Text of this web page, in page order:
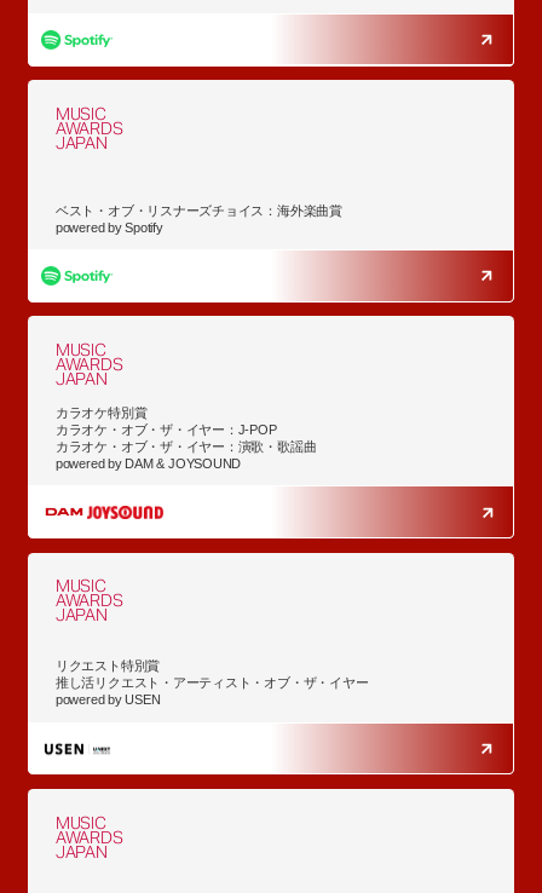
MUSIC
AWARDS
JAPAN
ベスト・オブ・リスナーズチョイス：海外楽曲賞
powered by Spotify
MUSIC
AWARDS
JAPAN
カラオケ特別賞
カラオケ・オブ・ザ・イヤー：J-POP
カラオケ・オブ・ザ・イヤー：演歌・歌謡曲
powered by DAM & JOYSOUND
MUSIC
AWARDS
JAPAN
リクエスト特別賞
推し活リクエスト・アーティスト・オブ・ザ・イヤー
powered by USEN
MUSIC
AWARDS
JAPAN